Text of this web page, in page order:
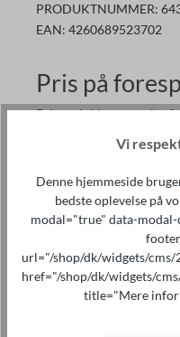
PRODUKTNUMMER:
EAN: 4260689523702
Pris på
Priser ekskl. moms plus
Indgående varer
Lav en forespørgsel
Vi
Denne hjemmeside
bedste oplevelse på
modal="true" data-
url="/shop/dk/widgets/cms/
href="/shop/dk/widgets/
title="Mere